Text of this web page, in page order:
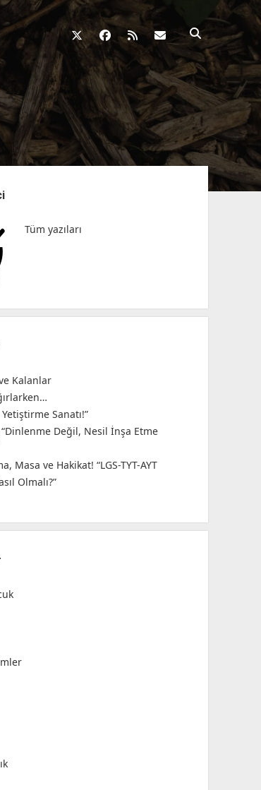
twitterfacebook
rss
Tüm yazıları
Kalanlar
Sanatı!”
“Dinlenme Değil, Nesil İnşa Etme
Masa ve Hakikat! “LGS-TYT-AYT
Olmalı?”